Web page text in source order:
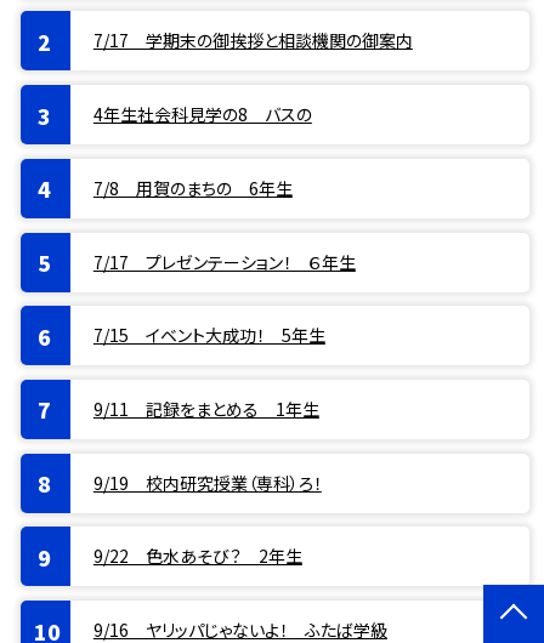
7/17 学期末の御挨拶と相談機関の御案内
4年生社会科見学の8 バスの
7/8 用賀のまちの 6年生
7/17 プレゼンテーション！ ６年生
7/15 イベント大成功！ 5年生
9/11 記録をまとめる 1年生
9/19 校内研究授業（専科）ろ！
9/22 色水あそび？ 2年生
9/16 ヤリッパじゃないよ！ ふたば学級